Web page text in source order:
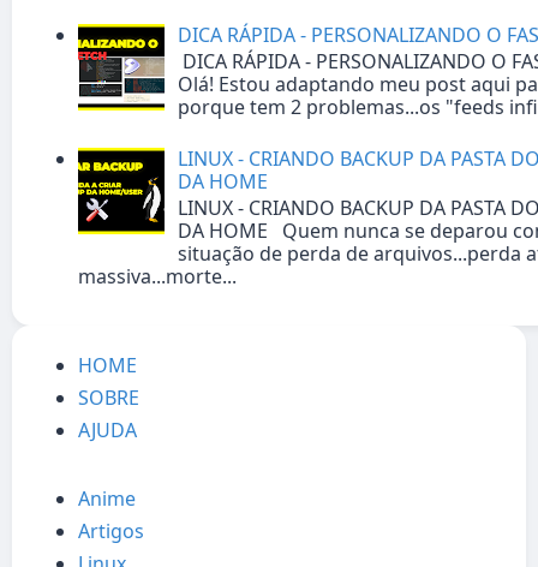
DICA RÁPIDA - PERSONALIZANDO O
DICA RÁPIDA - PERSONALIZANDO O
Olá! Estou adaptando meu post aqui
porque tem 2 problemas...os "feeds
LINUX - CRIANDO BACKUP DA PASTA
DA HOME
LINUX - CRIANDO BACKUP DA PASTA
DA HOME Quem nunca se deparou
situação de perda de arquivos...perda
massiva...morte...
HOME
SOBRE
AJUDA
Anime
Artigos